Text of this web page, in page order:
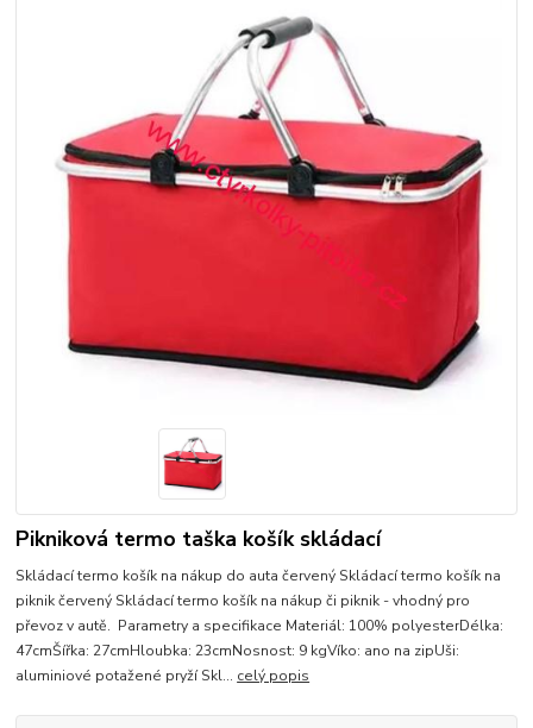
Pikniková termo taška košík skládací
Skládací termo košík na nákup do auta červený Skládací termo košík na
piknik červený Skládací termo košík na nákup či piknik - vhodný pro
převoz v autě. Parametry a specifikace Materiál: 100% polyesterDélka:
47cmŠířka: 27cmHloubka: 23cmNosnost: 9 kgVíko: ano na zipUši:
aluminiové potažené pryží Skl... celý popis